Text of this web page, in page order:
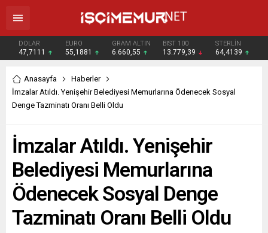
DOLAR
47,7111
EURO
55,1881
GRAM ALTIN
6.660,55
BIST 100
13.779,39
STERLİN
64,4139
Anasayfa
Haberler
İmzalar Atıldı. Yenişehir Belediyesi Memurlarına Ödenecek Sosyal
Denge Tazminatı Oranı Belli Oldu
İmzalar Atıldı. Yenişehir
Belediyesi Memurlarına
Ödenecek Sosyal Denge
Tazminatı Oranı Belli Oldu